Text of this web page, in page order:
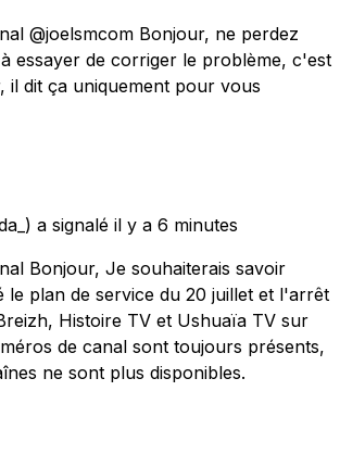
@joelsmcom Bonjour, ne perdez
essayer de corriger le problème, c'est
il dit ça uniquement pour vous
a signalé il y a 6 minutes
Bonjour, Je souhaiterais savoir
le plan de service du 20 juillet et l'arrêt
Histoire TV et Ushuaïa TV sur
de canal sont toujours présents,
ne sont plus disponibles.